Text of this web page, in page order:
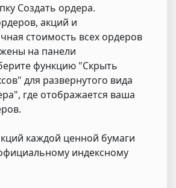
Создать ордера.
акций и
стоимость всех ордеров
на панели
функцию "Скрыть
для развернутого вида
где отображается ваша
каждой ценной бумаги
индексному